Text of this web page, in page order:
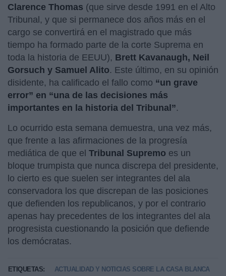
Clarence Thomas (que sirve desde 1991 en el Alto
Tribunal, y que si permanece dos años más en el
cargo se convertirá en el magistrado que más
tiempo ha formado parte de la corte Suprema en
toda la historia de EEUU), Brett Kavanaugh, Neil
Gorsuch y Samuel Alito. Este último, en su opinión
disidente, ha calificado el fallo como “un grave
error” en “una de las decisiones más
importantes en la historia del Tribunal”.
Lo ocurrido esta semana demuestra, una vez más,
que frente a las afirmaciones de la progresía
mediática de que el Tribunal Supremo es un
bloque trumpista que nunca discrepa del presidente,
lo cierto es que suelen ser integrantes del ala
conservadora los que discrepan de las posiciones
que defienden los republicanos, y por el contrario
apenas hay precedentes de los integrantes del ala
progresista cuestionando la posición que defiende
los demócratas.
ETIQUETAS: ACTUALIDAD Y NOTICIAS SOBRE LA CASA BLANCA